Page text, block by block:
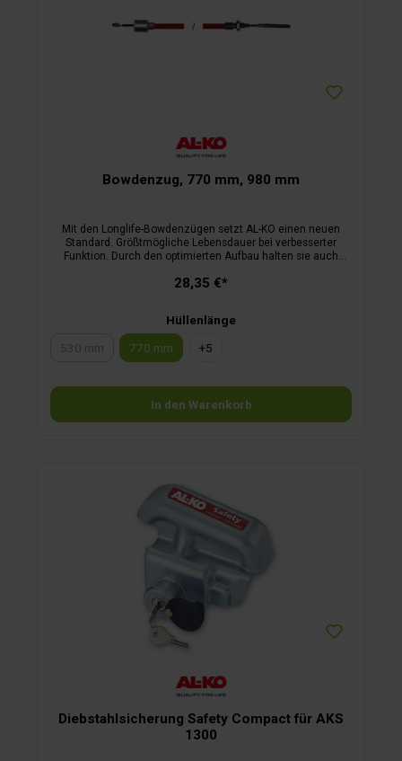
Bowdenzug, 770 mm, 980 mm
Mit den Longlife-Bowdenzügen setzt AL-KO einen neuen
Standard. Größtmögliche Lebensdauer bei verbesserter
Funktion. Durch den optimierten Aufbau halten sie auch
Radbremsen ab Baujahr 01/89, Glocke innen 23,3 mm,
28,35 €*
Hüllenlänge
(Diese Option ist zurzeit nicht verfügbar.)
770 mm +5
In den Warenkorb
Diebstahlsicherung Safety Compact für AKS
1300